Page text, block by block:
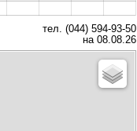
тел. (044) 594-93-50
на 08.08.26